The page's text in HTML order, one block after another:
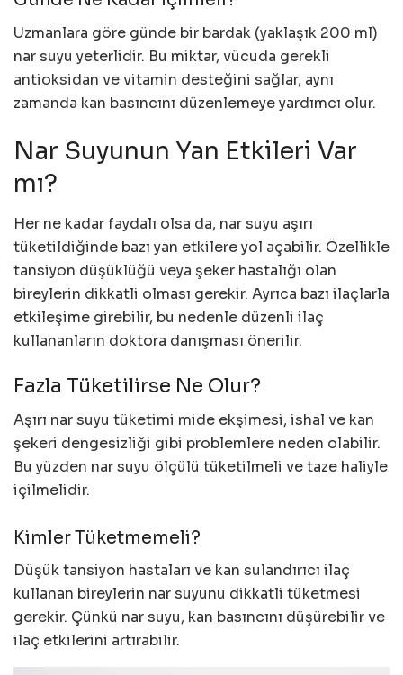
Uzmanlara göre günde bir bardak (yaklaşık 200 ml)
nar suyu yeterlidir. Bu miktar, vücuda gerekli
antioksidan ve vitamin desteğini sağlar, aynı
zamanda kan basıncını düzenlemeye yardımcı olur.
Nar Suyunun Yan Etkileri Var
mı?
Her ne kadar faydalı olsa da, nar suyu aşırı
tüketildiğinde bazı yan etkilere yol açabilir. Özellikle
tansiyon düşüklüğü veya şeker hastalığı olan
bireylerin dikkatli olması gerekir. Ayrıca bazı ilaçlarla
etkileşime girebilir, bu nedenle düzenli ilaç
kullananların doktora danışması önerilir.
Fazla Tüketilirse Ne Olur?
Aşırı nar suyu tüketimi mide ekşimesi, ishal ve kan
şekeri dengesizliği gibi problemlere neden olabilir.
Bu yüzden nar suyu ölçülü tüketilmeli ve taze haliyle
içilmelidir.
Kimler Tüketmemeli?
Düşük tansiyon hastaları ve kan sulandırıcı ilaç
kullanan bireylerin nar suyunu dikkatli tüketmesi
gerekir. Çünkü nar suyu, kan basıncını düşürebilir ve
ilaç etkilerini artırabilir.